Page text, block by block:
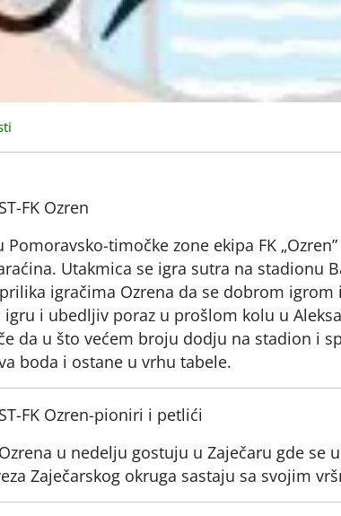
FK Ozren
timočke zone ekipa FK
Utakmica se igra sutra na stadionu
igračima Ozrena da se dobrom
igru i ubedljiv poraz u prošlom kolu u
da u što većem broju dodju na stadion i
boda i ostane u vrhu tabele.
FK Ozren-pioniri i petlići
u nedelju gostuju u Zaječaru gde se
Zaječarskog okruga sastaju sa svojim